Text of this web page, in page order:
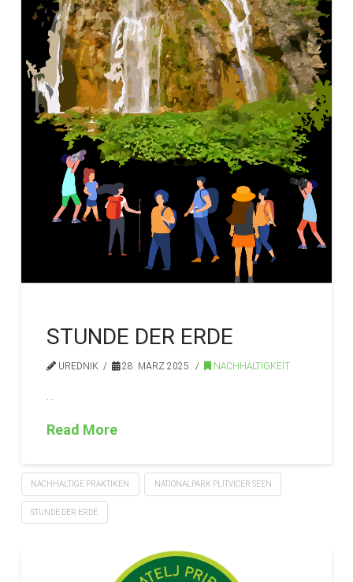
STUNDE DER ERDE
UREDNIK 28. MÄRZ 2025. NACHHALTIGKEIT
Read More
NACHHALTIGE PRAKTIKEN NATIONALPARK PLITVICER SEEN
STUNDE DER ERDE